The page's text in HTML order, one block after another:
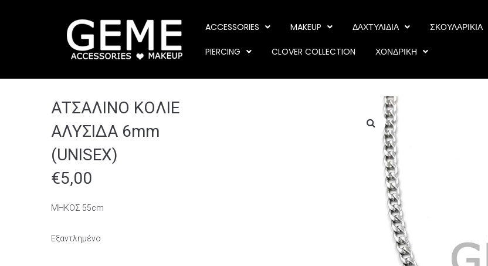
ACCESSORIES MAKEUP ΔΑΧΤΥΛΙΔΙΑ ΣΚΟΥΛΑΡΙΚΙΑ
PIERCING CLOVER COLLECTION ΧΟΝΔΡΙΚΗ
ΑΤΣΑΛΙΝΟ ΚΟΛΙΕ
ΑΛΥΣΙΔΑ 6mm
(UNISEX)
€5,00
ΜΗΚΟΣ 55cm
Εξαντλημένο